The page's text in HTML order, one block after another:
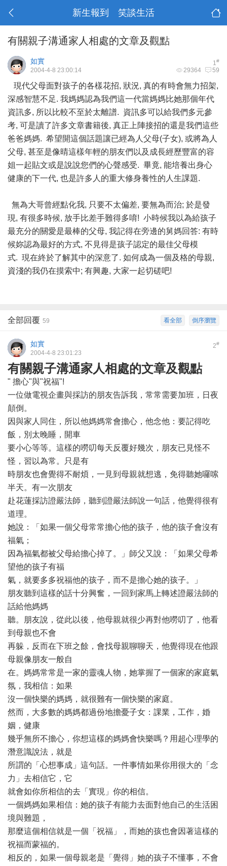
新生報到 笑談生活
有關親子溝通家人相處的文章及觀點
1#
如實
29364 59
2004-4-8 23:00:14
現代父母面對孩子的各樣花招, 狀況, 真的有時會無力招架,
深感智慧不足. 我媽媽認為我們這一代當媽媽比她那個年代
資訊多, 所以比較不至於太離譜. 資訊多可以給我們多元參
考, 可是讀了許多文章書籍後, 真正上陣接招的還是我們這些
爸爸媽媽. 希望開這個話題讓已經為人父母(子女), 或將為人
父母, 甚至是像晴這樣年輕的朋友們以及成長經歷豐富的容
姐一起貼文或是說說您們的心聲感受. 畢竟, 能培養出身心
健康的下一代, 也是許多人的重大修身養性的人生課題.
無為大哥曾經點化我, 只要不太偏差, 要無為而治; 於是發
現, 有很多時候, 放手比差手難得多唷! 小時候我以為給孩子
最充分的關愛是最棒的父母, 我記得在旁邊的舅媽回答: 有時
候妳認為最好的方式, 不見得是孩子認定的最佳父母模
式. 現在終於了解其中的深意了. 如何成為一個及格的母親,
資淺的我仍在摸索中; 有興趣, 大家一起切磋吧!
倒序瀏覽
看全部
全部回覆 59
2#
如實
2004-4-8 23:01:23
有關親子溝通家人相處的文章及觀點
" 擔心"與"祝福"!
一位做電視企畫與採訪的朋友告訴我，常常需要加班，日夜
顛倒。
因與家人同住，所以他媽媽常會擔心，他念他：要記得吃
飯，別太晚睡，開車
要小心等等。這樣的嘮叨每天反覆好幾次，朋友已見怪不
怪，習以為常。只是有
時朋友也會覺得不耐煩，一見到母親就想逃，免得聽她囉嗦
半天。有一次朋友
赴花蓮採訪證嚴法師，聽到證嚴法師說一句話，他覺得很有
道理。
她說：「如果一個父母常常擔心他的孩子，他的孩子會沒有
福氣；
因為福氣都被父母給擔心掉了。」師父又說：「如果父母希
望他的孩子有福
氣，就要多多祝福他的孩子，而不是擔心她的孩子。」
朋友聽到這樣的話十分興奮，一回到家馬上轉述證嚴法師的
話給他媽媽
聽。朋友說，從此以後，他母親就很少再對他嘮叨了，他看
到母親也不會
再躲，反而在下班之餘，會找母親聊聊天，他覺得現在他跟
母親像朋友一般自
在。媽媽常常是一家的靈魂人物，她掌握了一個家的家庭氣
氛，我相信：如果
沒一個快樂的媽媽，就很難有一個快樂的家庭。
然而，大多數的媽媽都過份地擔憂子女：課業，工作，婚
姻，健康
幾乎無所不擔心，你想這樣的媽媽會快樂嗎？用超心理學的
潛意識說法，就是
所謂的「心想事成」這句話。一件事情如果你用很大的「念
力」去相信它，它
就會如你所相信的去「實現」你的相信。
一個媽媽如果相信：她的孩子有能力去面對他自己的生活困
境與難題，
那麼這個相信就是一個「祝福」，而她的孩也會因著這樣的
祝福而蒙福的。
相反的，如果一個母親老是「覺得」她的孩子不懂事，不會